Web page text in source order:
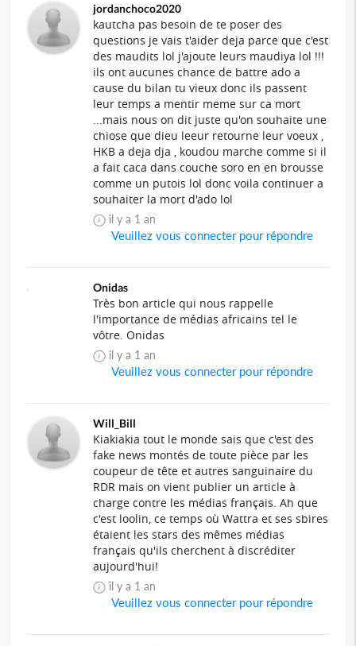
jordanchoco2020
kautcha pas besoin de te poser des
questions je vais t'aider deja parce que c'est
des maudits lol j'ajoute leurs maudiya lol !!!
ils ont aucunes chance de battre ado a
cause du bilan tu vieux donc ils passent
leur temps a mentir meme sur ca mort
...mais nous on dit juste qu'on souhaite une
chiose que dieu leeur retourne leur voeux ,
HKB a deja dja , koudou marche comme si il
a fait caca dans couche soro en en brousse
comme un putois lol donc voila continuer a
souhaiter la mort d'ado lol
il y a 1 an
Veuillez vous connecter pour répondre
Onidas
Très bon article qui nous rappelle
l'importance de médias africains tel le
vôtre. Onidas
il y a 1 an
Veuillez vous connecter pour répondre
Will_Bill
Kiakiakia tout le monde sais que c'est des
fake news montés de toute pièce par les
coupeur de tête et autres sanguinaire du
RDR mais on vient publier un article à
charge contre les médias français. Ah que
c'est loolin, ce temps où Wattra et ses sbires
étaient les stars des mêmes médias
français qu'ils cherchent à discréditer
aujourd'hui!
il y a 1 an
Veuillez vous connecter pour répondre